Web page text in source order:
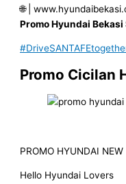
🌐 |
Promo Hyundai Bekasi
Promo Cicilan
PROMO HYUNDAI NEW
Hello Hyundai Lovers